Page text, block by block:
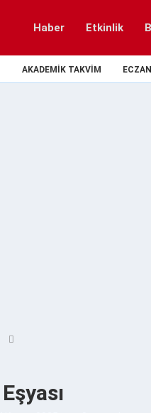
Haber Etkinlik
AKADEMIK TAKVIM